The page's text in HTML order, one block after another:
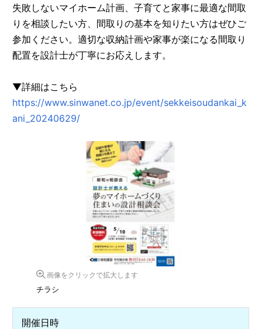
失敗しないマイホーム計画、子育てと家事に最適な間取
りを相談したい方、間取りの基本を知りたい方はぜひご
参加ください。適切な収納計画や家事が楽になる間取り
配置を設計士が丁寧にお応えします。
▼詳細はこちら
https://www.sinwanet.co.jp/event/sekkeisoudankai_k
ani_20240629/
画像をクリックで拡大します
チラシ
開催日時